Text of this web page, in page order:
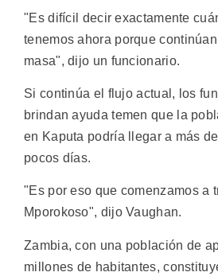
"Es difícil decir exactamente
tenemos ahora porque
masa", dijo un funcionario.
Si continúa el flujo actual, los
brindan ayuda temen que la
en Kaputa podría llegar a más
pocos días.
"Es por eso que comenzamos a
Mporokoso", dijo Vaughan.
Zambia, con una población de
millones de habitantes,